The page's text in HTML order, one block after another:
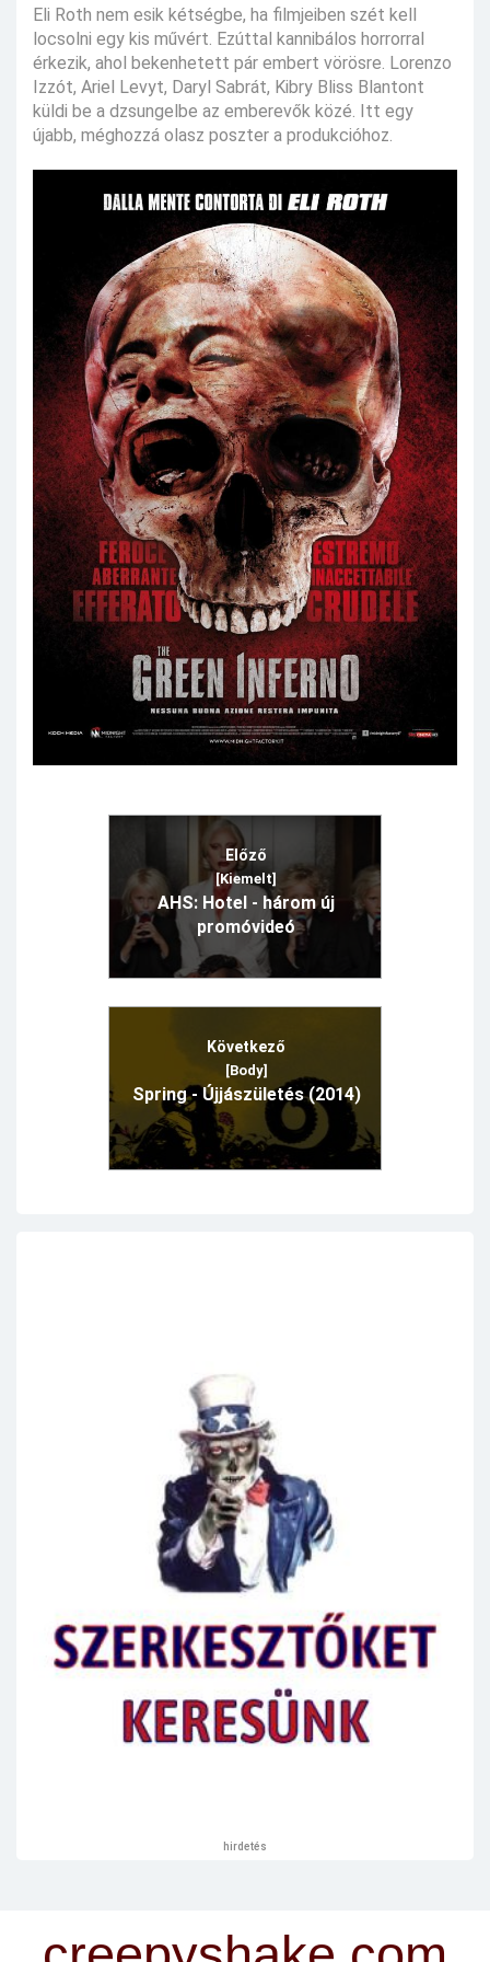
Eli Roth nem esik kétségbe, ha filmjeiben szét kell
locsolni egy kis művért. Ezúttal kannibálos horrorral
érkezik, ahol bekenhetett pár embert vörösre. Lorenzo
Izzót, Ariel Levyt, Daryl Sabrát, Kibry Bliss Blantont
küldi be a dzsungelbe az emberevők közé. Itt egy
újabb, méghozzá olasz poszter a produkcióhoz.
Előző
[Kiemelt]
AHS: Hotel - három új
promóvideó
Következő
[Body]
Spring - Újjászületés (2014)
hirdetés